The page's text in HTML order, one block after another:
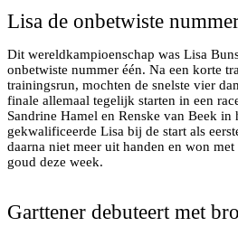
Lisa de onbetwiste
Dit wereldkampioenschap was Lisa
onbetwiste nummer één. Na een korte
trainingsrun, mochten de snelste vier
finale allemaal tegelijk starten in een
Sandrine Hamel en Renske van Beek in
gekwalificeerde Lisa bij de start als
daarna niet meer uit handen en won
goud deze week.
WK Podium met goud voor Lisa
Garttener debuteert met